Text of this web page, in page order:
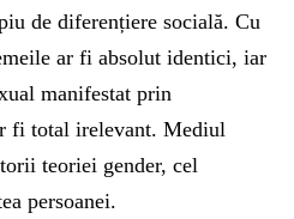
de diferențiere socială. Cu
ar fi absolut identici, iar
manifestat prin
fi total irelevant. Mediul
teoriei gender, cel
persoanei.